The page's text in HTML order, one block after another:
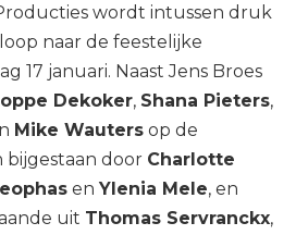
wordt intussen druk
naar de feestelijke
17 januari. Naast Jens Broes
Dekoker, Shana Pieters,
Mike Wauters op de
bijgestaan door Charlotte
en Ylenia Mele, en
uit Thomas Servranckx,